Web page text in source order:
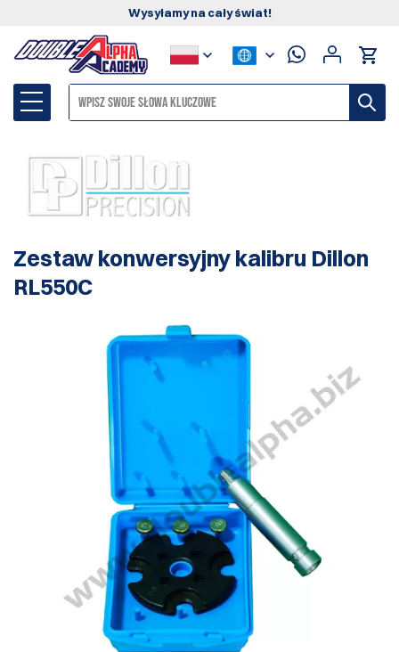
Wysyłamy na cały świat!
Zestaw konwersyjny kalibru Dillon
RL550C